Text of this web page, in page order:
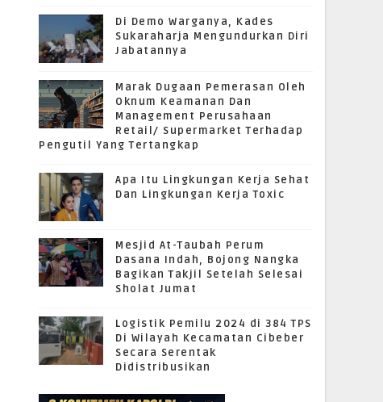
Di Demo Warganya, Kades
Sukaraharja Mengundurkan Diri
Jabatannya
Marak Dugaan Pemerasan Oleh
Oknum Keamanan Dan
Management Perusahaan
Retail/ Supermarket Terhadap
Pengutil Yang Tertangkap
Apa Itu Lingkungan Kerja Sehat
Dan Lingkungan Kerja Toxic
Mesjid At-Taubah Perum
Dasana Indah, Bojong Nangka
Bagikan Takjil Setelah Selesai
Sholat Jumat
Logistik Pemilu 2024 di 384 TPS
Di Wilayah Kecamatan Cibeber
Secara Serentak
Didistribusikan